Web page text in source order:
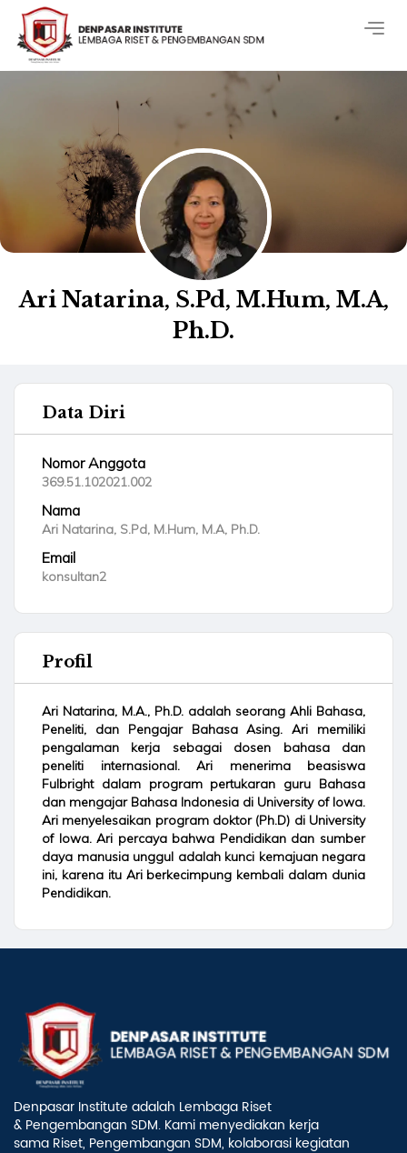
Ari Natarina, S.Pd, M.Hum, M.A,
Ph.D.
Data Diri
Nomor Anggota
369.51.102021.002
Nama
Ari Natarina, S.Pd, M.Hum, M.A, Ph.D.
Email
konsultan2
Profil
Ari Natarina, M.A., Ph.D. adalah seorang Ahli Bahasa,
Peneliti, dan Pengajar Bahasa Asing. Ari memiliki
pengalaman kerja sebagai dosen bahasa dan
peneliti internasional. Ari menerima beasiswa
Fulbright dalam program pertukaran guru Bahasa
dan mengajar Bahasa Indonesia di University of Iowa.
Ari menyelesaikan program doktor (Ph.D) di University
of Iowa. Ari percaya bahwa Pendidikan dan sumber
daya manusia unggul adalah kunci kemajuan negara
ini, karena itu Ari berkecimpung kembali dalam dunia
Pendidikan.
Denpasar Institute adalah Lembaga Riset
& Pengembangan SDM. Kami menyediakan kerja
sama Riset, Pengembangan SDM, kolaborasi kegiatan